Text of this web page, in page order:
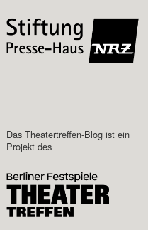
Das Theatertreffen-Blog ist ein
Projekt des